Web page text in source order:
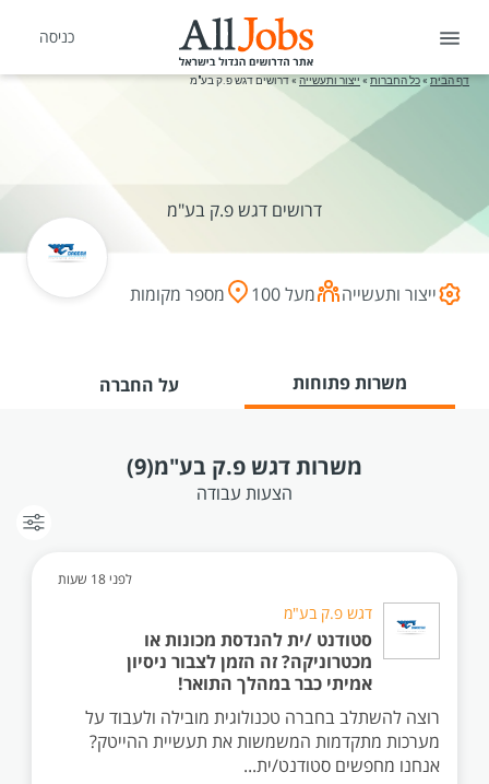
כניסה
דף הבית »כל החברות » ייצור ותעשייה »דרושים דגש פ.ק בע"מ
דרושים דגש פ.ק בע"מ
ייצור ותעשייה מעל 100 מספר מקומות
משרות פתוחות על החברה
משרות דגש פ.ק בע"מ(9)
הצעות עבודה
לפני 18 שעות
דגש פ.ק בע"מ
סטודנט /ית להנדסת מכונות או
מכטרוניקה? זה הזמן לצבור ניסיון
אמיתי כבר במהלך התואר!
רוצה להשתלב בחברה טכנולוגית מובילה ולעבוד על
מערכות מתקדמות המשמשות את תעשיית ההייטק?
אנחנו מחפשים סטודנט/ית...